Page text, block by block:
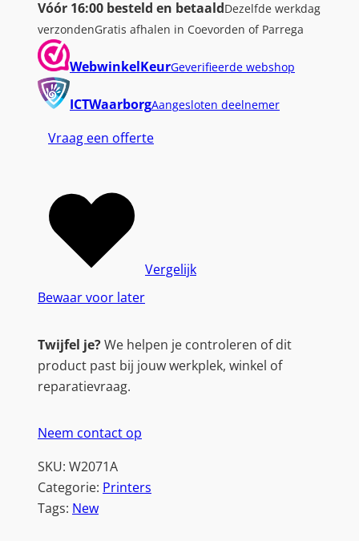
Vóór 16:00 besteld en betaaldDezelfde werkdag
verzondenGratis afhalen in Coevorden of Parrega
WebwinkelKeurGeverifieerde webshop
ICTWaarborgAangesloten deelnemer
Vraag een offerte
Bewaar voor later
Vergelijk
Twijfel je?We helpen je controleren of dit
product past bij jouw werkplek, winkel of
reparatievraag.
Neem contact op
SKU: W2071A
Categorie: Printers
Tags: New